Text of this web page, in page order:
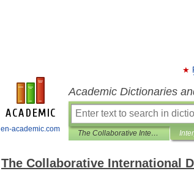
en-academic.com
Academic Dictionaries
The Collaborative International Dictionary of English
The Collaborative International